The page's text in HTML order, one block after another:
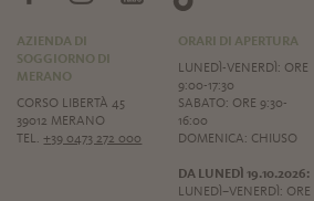
AZIENDA DI
SOGGIORNO DI
MERANO
CORSO LIBERTÀ 45
39012 MERANO
TEL.+39 0473 272 000
ORARI DI APERTURA
LUNEDÌ-VENERDÌ: ORE
9:00-17:30
SABATO: ORE 9:30-
16:00
DOMENICA: CHIUSO
DA LUNEDÌ 19.10.2026:
LUNEDÌ–VENERDÌ: ORE